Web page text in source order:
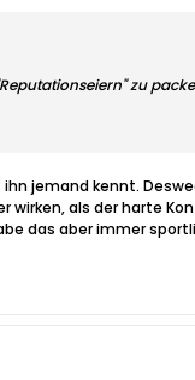
zu
jemand kennt.
als der harte
das aber immer